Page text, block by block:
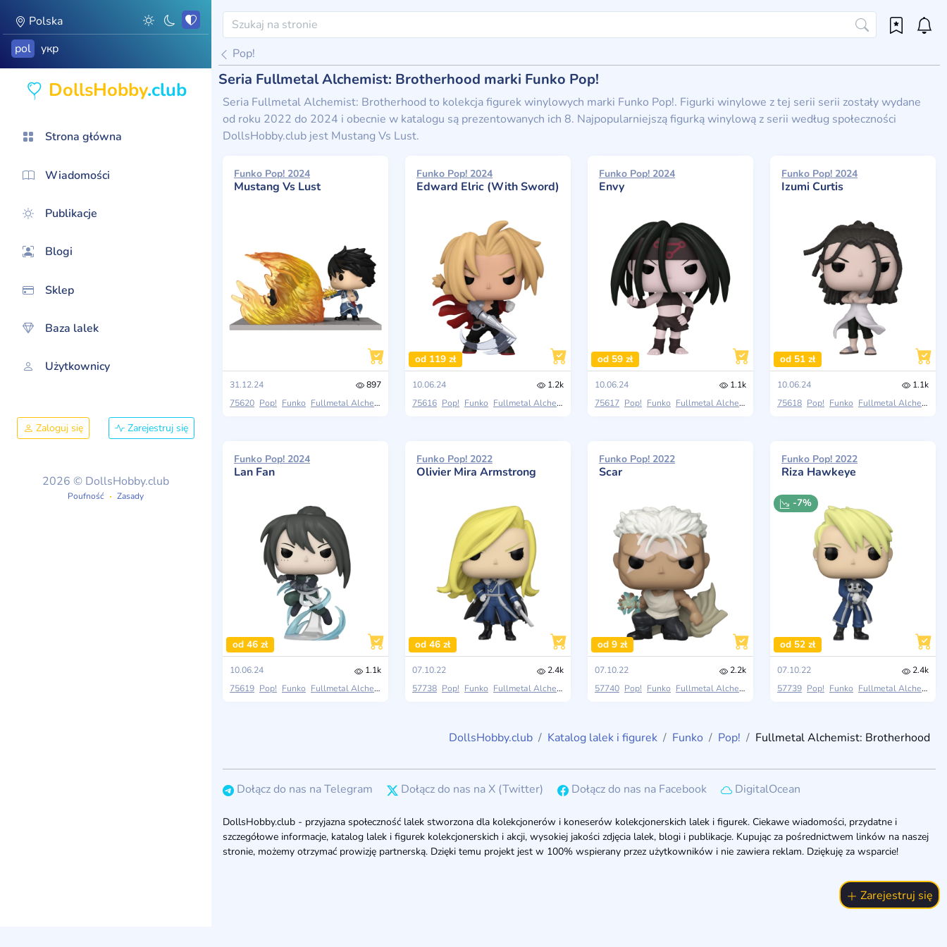
Polska
pol
укр
DollsHobby.club
Strona główna
Wiadomości
Publikacje
Blogi
Sklep
Baza lalek
Użytkownicy
Zaloguj się Zarejestruj się
2026 © DollsHobby.club
Poufność Zasady
Pop!
Seria Fullmetal Alchemist: Brotherhood marki Funko Pop!
Seria Fullmetal Alchemist: Brotherhood to kolekcja figurek winylowych marki Funko Pop!. Figurki winylowe z tej serii serii zostały wydane
od roku 2022 do 2024 i obecnie w katalogu są prezentowanych ich 8. Najpopularniejszą figurką winylową z serii według społeczności
DollsHobby.club jest Mustang Vs Lust.
Funko Pop! 2024
Mustang Vs Lust
31.12.24
897
75620 Pop! Funko Fullmetal Alchemist: Brotherhood
Funko Pop! 2024
Edward Elric (With Sword)
od 119 zł
10.06.24
1.2k
75616 Pop! Funko Fullmetal Alchemist: Brotherhood
Funko Pop! 2024
Envy
od 59 zł
10.06.24
1.1k
75617 Pop! Funko Fullmetal Alchemist: Brotherhood
Funko Pop! 2024
Izumi Curtis
od 51 zł
10.06.24
1.1k
75618 Pop! Funko Fullmetal Alchemist: Brotherhood
Funko Pop! 2024
Lan Fan
od 46 zł
10.06.24
1.1k
75619 Pop! Funko Fullmetal Alchemist: Brotherhood
Funko Pop! 2022
Olivier Mira Armstrong
od 46 zł
07.10.22
2.4k
57738 Pop! Funko Fullmetal Alchemist: Brotherhood
Funko Pop! 2022
Scar
od 9 zł
07.10.22
2.2k
57740 Pop! Funko Fullmetal Alchemist: Brotherhood
Funko Pop! 2022
Riza Hawkeye
-7%
od 52 zł
07.10.22
2.4k
57739 Pop! Funko Fullmetal Alchemist: Brotherhood
DollsHobby.club Katalog lalek i figurek Funko Pop! Fullmetal Alchemist: Brotherhood
Dołącz do nas na Telegram Dołącz do nas na X (Twitter) Dołącz do nas na Facebook DigitalOcean
DollsHobby.club - przyjazna społeczność lalek stworzona dla kolekcjonerów i koneserów kolekcjonerskich lalek i figurek. Ciekawe wiadomości, przydatne i
szczegółowe informacje, katalog lalek i figurek kolekcjonerskich i akcji, wysokiej jakości zdjęcia lalek, blogi i publikacje. Kupując za pośrednictwem linków na naszej
stronie, możemy otrzymać prowizję partnerską. Dzięki temu projekt jest w 100% wspierany przez użytkowników i nie zawiera reklam. Dziękuję za wsparcie!
Zarejestruj się